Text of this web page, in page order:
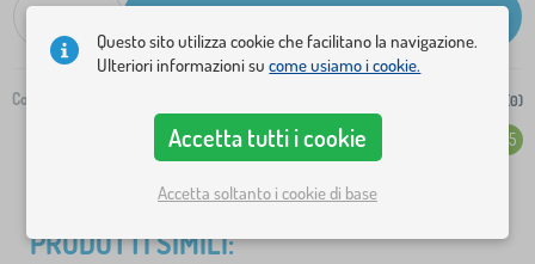
-
Codice:
Valutazione (117) 4.5
alla lista della spesa (0)
PRODOTTI SIMILI:
Questo sito utilizza cookie che facilitano la navigazione.
Ulteriori informazioni sucome usiamo i cookie.
Accetta tutti i cookie
Accetta soltanto i cookie di base